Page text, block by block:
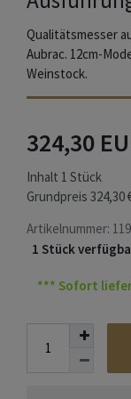
Qualitätsmesser
Aubrac. 12cm-
Weinstock.
324,30
Inhalt 1 Stück
Grundpreis 324,30
Artikelnummer:
1 Stück
*** Sofort